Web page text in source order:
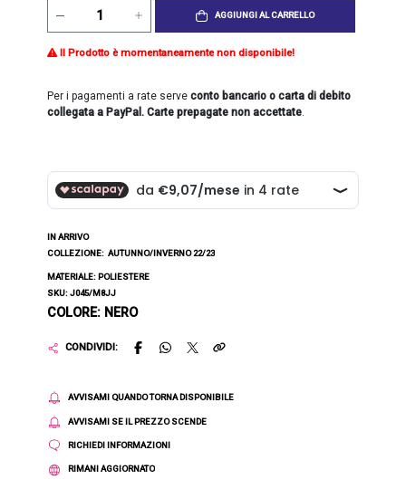
AGGIUNGI AL CARRELLO
Il Prodotto è momentaneamente non disponibile!
Per i pagamenti a rate serveconto bancario o carta di debito
collegata a PayPal. Carte prepagate non accettate.
IN ARRIVO
COLLEZIONE: AUTUNNO/INVERNO 22/23
MATERIALE: POLIESTERE
SKU: J045/M8JJ
COLORE: NERO
CONDIVIDI:
AVVISAMI QUANDO TORNA DISPONIBILE
AVVISAMI SE IL PREZZO SCENDE
RICHIEDI INFORMAZIONI
RIMANI AGGIORNATO